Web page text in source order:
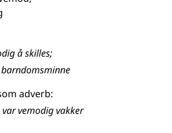
å skilles;
adverb:
vemodig vakker